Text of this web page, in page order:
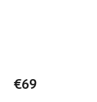
je
€69